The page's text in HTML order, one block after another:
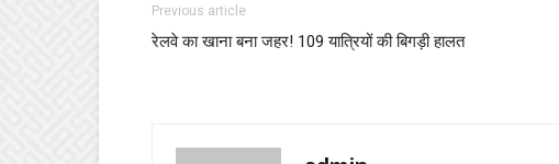
Previous article
रेलवे का खाना बना जहर! 109 यात्रियों की बिगड़ी हालत